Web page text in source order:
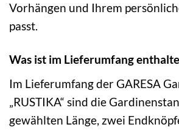
Vorhängen und Ihrem
passt.
Was ist im Lieferumfang
Im Lieferumfang der GARESA
„RUSTIKA“ sind die
gewählten Länge, zwei